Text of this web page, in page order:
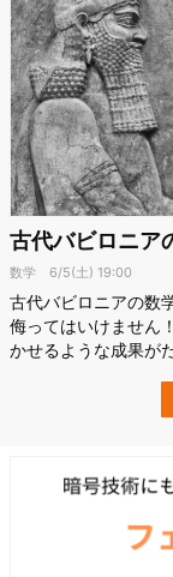
古代バビロニア
数学 6/5(土) 19:00
古代バビロニアの数
侮ってはいけません
かせるような成果が
駆使しながら解いて
んな風に解いていた